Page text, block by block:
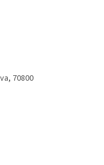
70800